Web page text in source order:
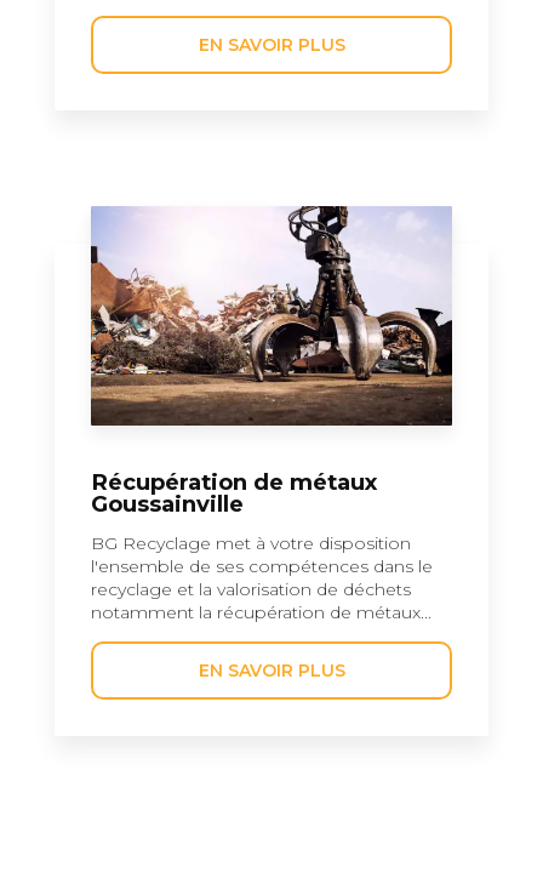
EN SAVOIR PLUS
Récupération de métaux
Goussainville
BG Recyclage met à votre disposition
l'ensemble de ses compétences dans le
recyclage et la valorisation de déchets
notamment la récupération de métaux...
EN SAVOIR PLUS